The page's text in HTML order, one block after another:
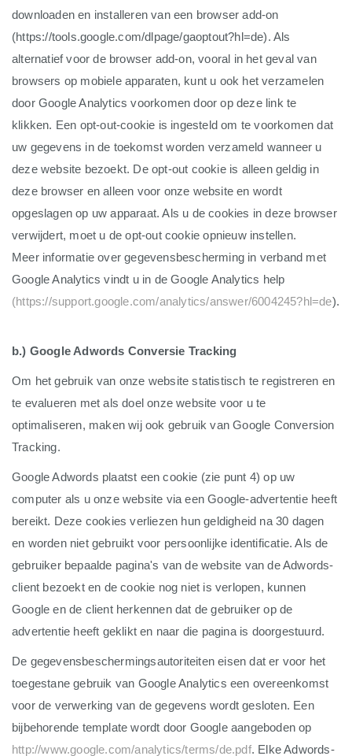
downloaden en installeren van een browser add-on
(https://tools.google.com/dlpage/gaoptout?hl=de). Als
alternatief voor de browser add-on, vooral in het geval van
browsers op mobiele apparaten, kunt u ook het verzamelen
door Google Analytics voorkomen door op deze link te
klikken. Een opt-out-cookie is ingesteld om te voorkomen dat
uw gegevens in de toekomst worden verzameld wanneer u
deze website bezoekt. De opt-out cookie is alleen geldig in
deze browser en alleen voor onze website en wordt
opgeslagen op uw apparaat. Als u de cookies in deze browser
verwijdert, moet u de opt-out cookie opnieuw instellen.
Meer informatie over gegevensbescherming in verband met
Google Analytics vindt u in de Google Analytics help
(https://support.google.com/analytics/answer/6004245?hl=de).
b.) Google Adwords Conversie Tracking
Om het gebruik van onze website statistisch te registreren en
te evalueren met als doel onze website voor u te
optimaliseren, maken wij ook gebruik van Google Conversion
Tracking.
Google Adwords plaatst een cookie (zie punt 4) op uw
computer als u onze website via een Google-advertentie heeft
bereikt. Deze cookies verliezen hun geldigheid na 30 dagen
en worden niet gebruikt voor persoonlijke identificatie. Als de
gebruiker bepaalde pagina's van de website van de Adwords-
client bezoekt en de cookie nog niet is verlopen, kunnen
Google en de client herkennen dat de gebruiker op de
advertentie heeft geklikt en naar die pagina is doorgestuurd.
De gegevensbeschermingsautoriteiten eisen dat er voor het
toegestane gebruik van Google Analytics een overeenkomst
voor de verwerking van de gegevens wordt gesloten. Een
bijbehorende template wordt door Google aangeboden op
http://www.google.com/analytics/terms/de.pdf. Elke Adwords-